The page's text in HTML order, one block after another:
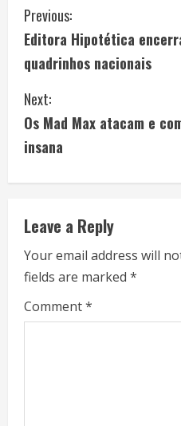
C
o
n
t
i
n
u
e
R
e
Previous:
Editora Hipotética
quadrinhos nacionais
Next:
Os Mad Max atacam e
insana
Leave a Reply
Your email address will
fields are marked *
Comment*